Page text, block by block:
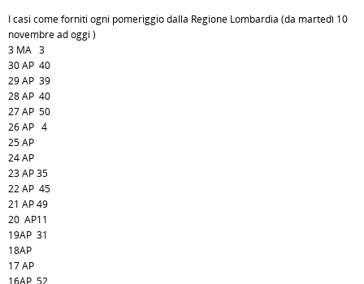
I casi come forniti ogni pomeriggio dalla Regione Lombardia (da martedì 10
novembre ad oggi )
3 MA 3
30 AP 40
29 AP 39
28 AP 40
27 AP 50
26 AP 4
25 AP
24 AP
23 AP 35
22 AP 45
21 AP 49
20 AP11
19AP 31
18AP
17 AP
16AP 52